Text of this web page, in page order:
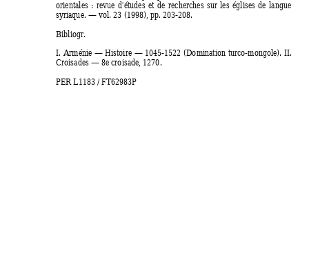
orientales : revue d'études et de recherches sur les églises de langue
syriaque. — vol. 23 (1998), pp. 203-208.
Bibliogr.
I. Arménie — Histoire — 1045-1522 (Domination turco-mongole). II.
Croisades — 8e croisade, 1270.
PER L1183 / FT62983P